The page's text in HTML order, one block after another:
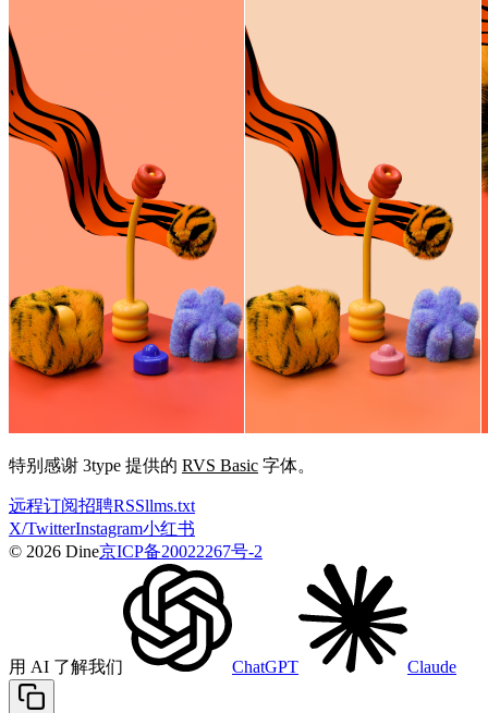
特别感谢 3type 提供的 RVS Basic 字体。
远程订阅招聘RSSllms.txt
X/TwitterInstagram小红书
© 2026 Dine京ICP备20022267号-2
用 AI 了解我们 ChatGPT Claude